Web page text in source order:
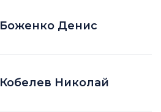
Боженко Денис
Кобелев Николай